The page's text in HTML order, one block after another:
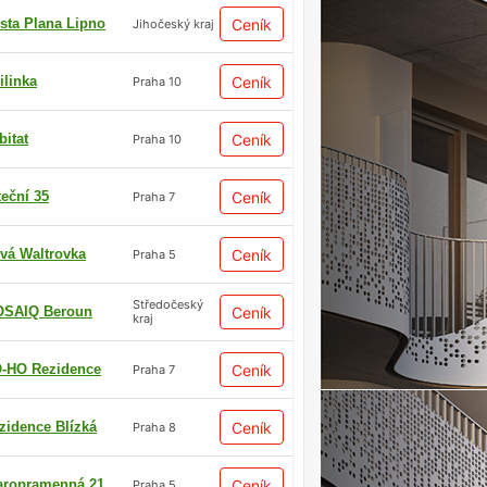
Plana Lipno Jihočeský kraj Ceník
Praha 10 Ceník
Praha 10 Ceník
35 Praha 7 Ceník
Waltrovka Praha 5 Ceník
Beroun
Středočeský
kraj
Ceník
HO Rezidence Praha 7 Ceník
Blízká Praha 8 Ceník